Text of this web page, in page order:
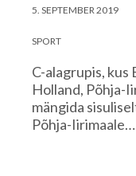
5. SEPTEMBER 2019
SPORT
C-alagrupis, kus
Holland, Põhja-
mängida
Põhja-Iirimaale…